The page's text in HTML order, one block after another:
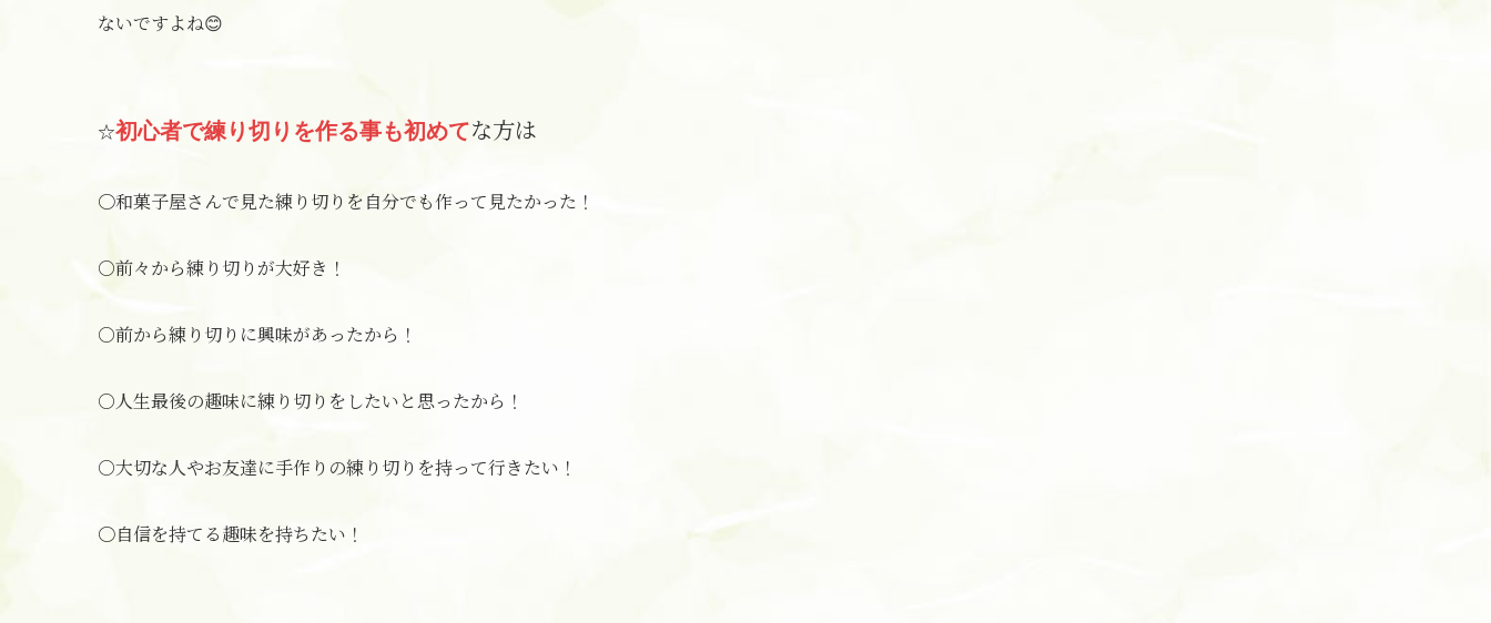
ないですよね😊
☆初心者で練り切りを作る事も初めてな方は
〇和菓子屋さんで見た練り切りを自分でも作って見たかった！
○前々から練り切りが大好き！
○前から練り切りに興味があったから！
○人生最後の趣味に練り切りをしたいと思ったから！
○大切な人やお友達に手作りの練り切りを持って行きたい！
〇自信を持てる趣味を持ちたい！